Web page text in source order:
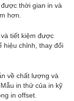
thời gian in và
hơn.
tiết kiệm được
hiệu chỉnh, thay đổi
về chất lượng và
in thử của in kỹ
in offset.